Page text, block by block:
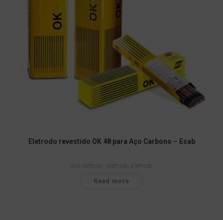
Eletrodo revestido OK 48 para Aço Carbono – Esab
Aço carbono - eletrodo Eletrodo
Read more